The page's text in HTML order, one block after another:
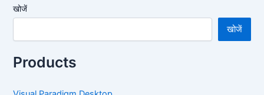
खोजें
खोजें
Products